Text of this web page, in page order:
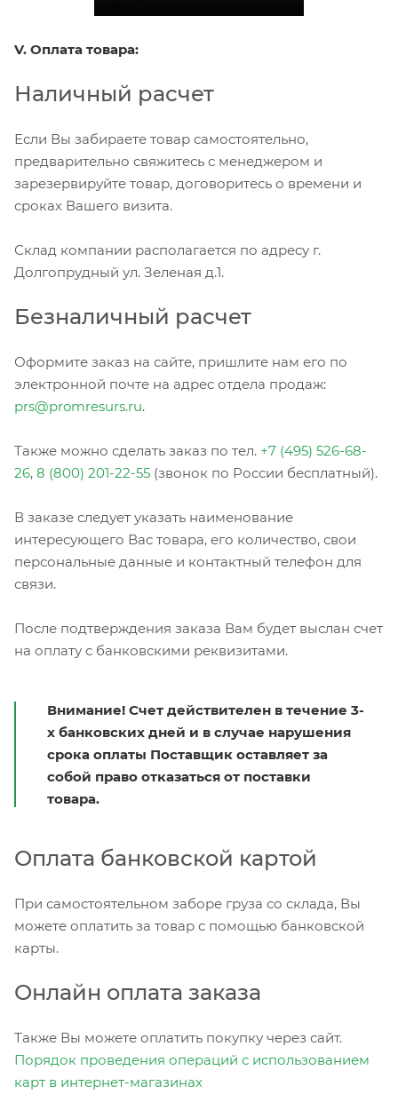
V. Оплата товара:
Наличный расчет
Если Вы забираете товар самостоятельно,
предварительно свяжитесь с менеджером и
зарезервируйте товар, договоритесь о времени и
сроках Вашего визита.
Склад компании располагается по адресу г.
Долгопрудный ул. Зеленая д.1.
Безналичный расчет
Оформите заказ на сайте, пришлите нам его по
электронной почте на адрес отдела продаж:
prs@promresurs.ru.
Также можно сделать заказ по тел. +7 (495) 526-68-
26, 8 (800) 201-22-55 (звонок по России бесплатный).
В заказе следует указать наименование
интересующего Вас товара, его количество, свои
персональные данные и контактный телефон для
связи.
После подтверждения заказа Вам будет выслан счет
на оплату с банковскими реквизитами.
Внимание! Счет действителен в течение 3-
х банковских дней и в случае нарушения
срока оплаты Поставщик оставляет за
собой право отказаться от поставки
товара.
Оплата банковской картой
При самостоятельном заборе груза со склада, Вы
можете оплатить за товар с помощью банковской
карты.
Онлайн оплата заказа
Также Вы можете оплатить покупку через сайт.
Порядок проведения операций с использованием
карт в интернет-магазинах